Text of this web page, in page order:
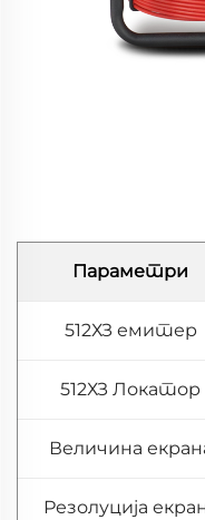
Параметри
512ХЗ емитер
512ХЗ Локатор
Величина
Резолуција